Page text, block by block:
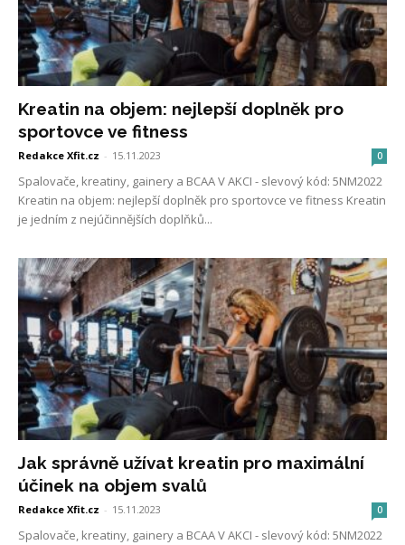
Kreatin na objem: nejlepší doplněk pro
sportovce ve fitness
Redakce Xfit.cz - 15.11.2023 0
Spalovače, kreatiny, gainery a BCAA V AKCI - slevový kód: 5NM2022
Kreatin na objem: nejlepší doplněk pro sportovce ve fitness Kreatin
je jedním z nejúčinnějších doplňků...
Jak správně užívat kreatin pro maximální
účinek na objem svalů
Redakce Xfit.cz - 15.11.2023 0
Spalovače, kreatiny, gainery a BCAA V AKCI - slevový kód: 5NM2022